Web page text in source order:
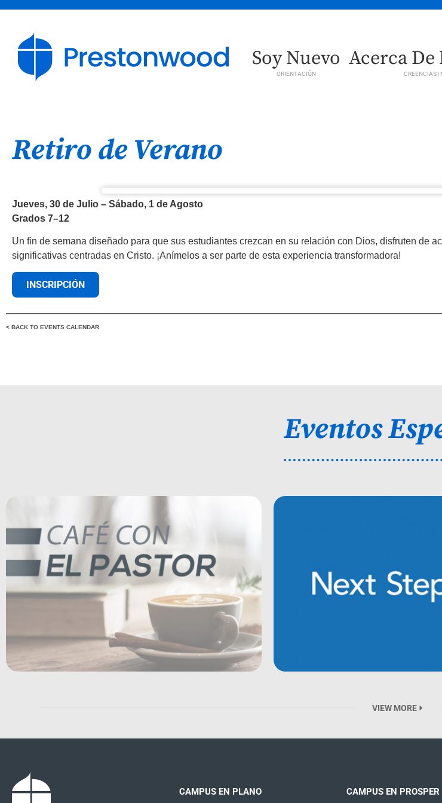
Soy Nuevo
ORIENTACIÓN
Acerca
CREENCIAS |
Retiro de Verano
Jueves, 30 de Julio – Sábado, 1 de Agosto
Grados 7–12
Un fin de semana diseñado para que sus estudiantes crezcan en su relación con Dios, disfruten de
significativas centradas en Cristo. ¡Anímelos a ser parte de esta experiencia transformadora!
INSCRIPCIÓN
< BACK TO EVENTS CALENDAR
Eventos
VIEW MORE
CAMPUS EN PLANO CAMPUS EN PROSPER